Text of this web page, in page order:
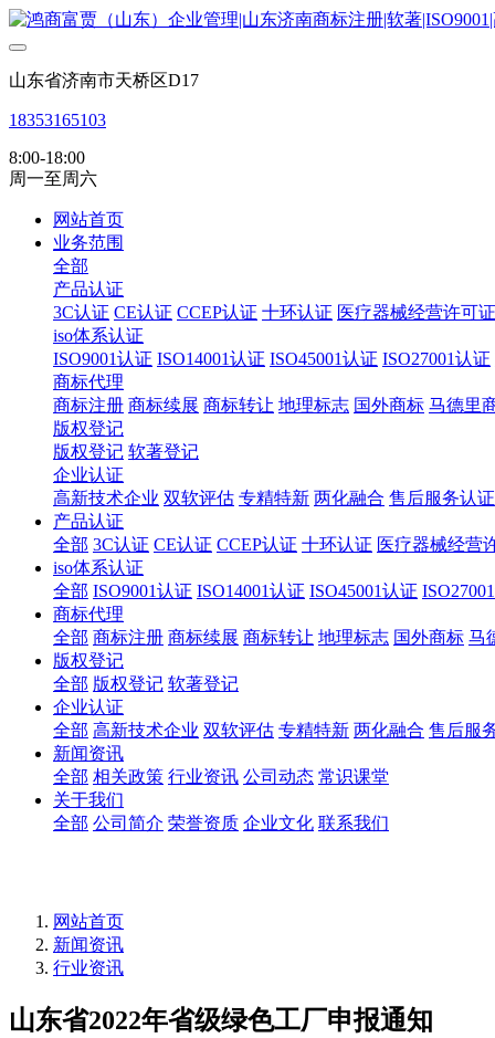
山东省济南市天桥区D17
18353165103
8:00-18:00
周一至周六
网站首页
业务范围
全部
产品认证
3C认证 CE认证 CCEP认证 十环认证 医疗器械经营许可证
iso体系认证
ISO9001认证 ISO14001认证 ISO45001认证 ISO27001认证
商标代理
商标注册 商标续展 商标转让 地理标志 国外商标 马德里
版权登记
版权登记 软著登记
企业认证
高新技术企业 双软评估 专精特新 两化融合 售后服务认证
产品认证
全部 3C认证 CE认证 CCEP认证 十环认证 医疗器械经营
iso体系认证
全部 ISO9001认证 ISO14001认证 ISO45001认证
商标代理
全部 商标注册 商标续展 商标转让 地理标志 国外商标 马
版权登记
全部 版权登记 软著登记
企业认证
全部 高新技术企业 双软评估 专精特新 两化融合 售后服
新闻资讯
全部 相关政策 行业资讯 公司动态 常识课堂
关于我们
全部 公司简介 荣誉资质 企业文化 联系我们
网站首页
新闻资讯
行业资讯
山东省2022年省级绿色工厂申报通知